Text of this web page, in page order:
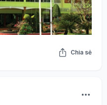
Chia sẻ